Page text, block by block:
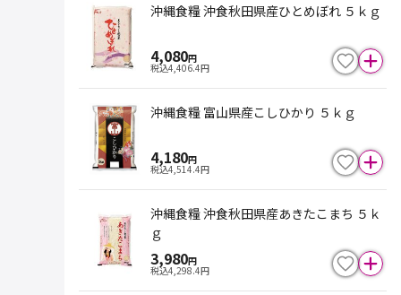
沖縄食糧 沖食秋田県産ひとめぼれ ５ｋｇ
4,080円
税込4,406.4円
沖縄食糧 富山県産こしひかり ５ｋｇ
4,180円
税込4,514.4円
沖縄食糧 沖食秋田県産あきたこまち ５ｋ
ｇ
3,980円
税込4,298.4円